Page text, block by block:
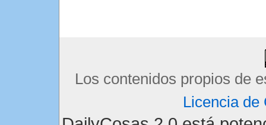
Los contenidos propios de
Licencia de